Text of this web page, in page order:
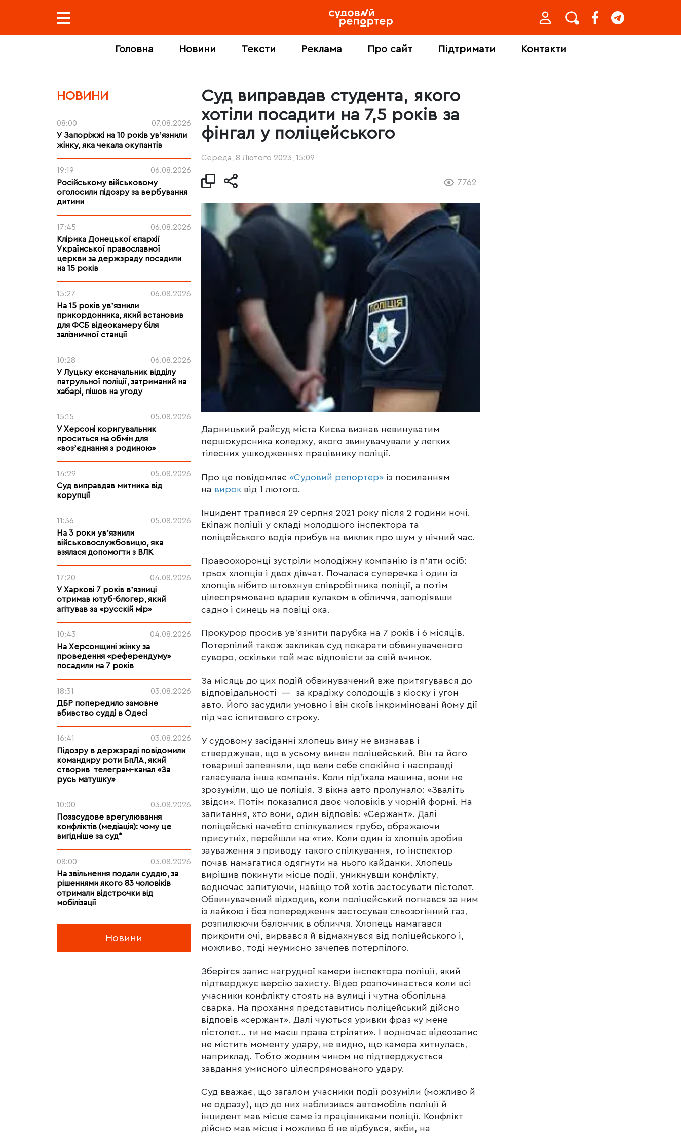
Головна Новини Тексти Реклама Про сайт Підтримати Контакти
НОВИНИ
08:00
07.08.2026
У Запоріжжі на 10 років увʼязнили
жінку, яка чекала окупантів
19:19
06.08.2026
Російському військовому
оголосили підозру за вербування
дитини
17:45
06.08.2026
Клірика Донецької єпархії
Української православної
церкви за держзраду посадили
на 15 років
15:27
06.08.2026
На 15 років увʼязнили
прикордонника, який встановив
для ФСБ відеокамеру біля
залізничної станції
10:28
06.08.2026
У Луцьку ексначальник відділу
патрульної поліції, затриманий на
хабарі, пішов на угоду
15:15
05.08.2026
У Херсоні коригувальник
проситься на обмін для
«возʼєднання з родиною»
14:29
05.08.2026
Суд виправдав митника від
корупції
11:36
05.08.2026
На 3 роки увʼязнили
військовослужбовицю, яка
взялася допомогти з ВЛК
17:20
04.08.2026
У Харкові 7 років вʼязниці
отримав ютуб-блогер, який
агітував за «русскій мір»
10:43
04.08.2026
На Херсонщині жінку за
проведення «референдуму»
посадили на 7 років
18:31
03.08.2026
ДБР попередило замовне
вбивство судді в Одесі
16:41
03.08.2026
Підозру в держзраді повідомили
командиру роти БпЛА, який
створив телеграм-канал «За
русь матушку»
10:00
03.08.2026
Позасудове врегулювання
конфліктів (медіація): чому це
вигідніше за суд*
08:00
03.08.2026
На звільнення подали суддю, за
рішеннями якого 83 чоловіків
отримали відстрочки від
мобілізації
Новини
Суд виправдав студента, якого
хотіли посадити на 7,5 років за
фінгал у поліцейського
Середа, 8 Лютого 2023, 15:09
7762
Дарницький райсуд міста Києва визнав невинуватим
першокурсника коледжу, якого звинувачували у легких
тілесних ушкодженнях працівнику поліції.
Про це повідомляє «Судовий репортер» із посиланням
на вирок від 1 лютого.
Інцидент трапився 29 серпня 2021 року після 2 години ночі.
Екіпаж поліції у складі молодшого інспектора та
поліцейського водія прибув на виклик про шум у нічний час.
Правоохоронці зустріли молодіжну компанію із п’яти осіб:
трьох хлопців і двох дівчат. Почалася суперечка і один із
хлопців нібито штовхнув співробітника поліції, а потім
цілеспрямовано вдарив кулаком в обличчя, заподіявши
садно і синець на повіці ока.
Прокурор просив ув’язнити парубка на 7 років і 6 місяців.
Потерпілий також закликав суд покарати обвинуваченого
суворо, оскільки той має відповісти за свій вчинок.
За місяць до цих подій обвинувачений вже притягувався до
відповідальності — за крадіжу солодощів з кіоску і угон
авто. Його засудили умовно і він скоїв інкриміновані йому дії
під час іспитового строку.
У судовому засіданні хлопець вину не визнавав і
стверджував, що в усьому винен поліцейський. Він та його
товариші запевняли, що вели себе спокійно і насправді
галасувала інша компанія. Коли під’їхала машина, вони не
зрозуміли, що це поліція. З вікна авто пролунало: «Зваліть
звідси». Потім показалися двоє чоловіків у чорній формі. На
запитання, хто вони, один відповів: «Сержант». Далі
поліцейські начебто спілкувалися грубо, ображаючи
присутніх, перейшли на «ти». Коли один із хлопців зробив
зауваження з приводу такого спілкування, то інспектор
почав намагатися одягнути на нього кайданки. Хлопець
вирішив покинути місце події, уникнувши конфлікту,
водночас запитуючи, навіщо той хотів застосувати пістолет.
Обвинувачений відходив, коли поліцейський погнався за ним
із лайкою і без попередження застосував сльозогінний газ,
розпилюючи балончик в обличчя. Хлопець намагався
прикрити очі, вирвався й відмахнувся від поліцейського і,
можливо, тоді неумисно зачепев потерпілого.
Зберігся запис нагрудної камери інспектора поліції, який
підтверджує версію захисту. Відео розпочинається коли всі
учасники конфлікту стоять на вулиці і чутна обопільна
сварка. На прохання представитись поліцейський дійсно
відповів «сержант». Далі чуються уривки фраз «у мене
пістолет… ти не маєш права стріляти». І водночас відеозапис
не містить моменту удару, не видно, що камера хитнулась,
наприклад. Тобто жодним чином не підтверджується
завдання умисного цілеспрямованого удару.
Суд вважає, що загалом учасники події розуміли (можливо й
не одразу), що до них наблизився автомобіль поліції й
інцидент мав місце саме із працівниками поліції. Конфлікт
дійсно мав місце і можливо б не відбувся, якби, на